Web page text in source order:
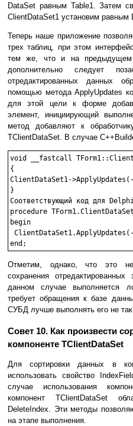
DataSet равным Table1. Затем
ClientDataSet1 установим равным
Теперь наше приложение
трех таблиц, при этом
тем же, что и на предыдущем
дополнительно следует
отредактированных данных
помощью метода ApplyUpdates
для этой цели к форме
элемент, инициирующий
метод добавляют к
TClientDataSet. В случае
void __fastcall
{
ClientDataSet1-
}
Соответствующий код для
procedure
begin
Отметим, однако, что это
сохранения
данном случае выполняется
требует обращения к базе
СУБД лучше выполнять его не
Совет 10. Как произвести
компоненте TClientDataSet
Для сортировки данных в
использовать свойство
случае использования
компонент TClientDataSet
DeleteIndex. Эти методы
на этапе выполнения.